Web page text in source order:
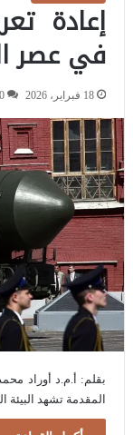
إعادة
في عصر
18 فبراير، 2026 0
بقلم: أ.م.د أوراد
المقدمة تشهد البيئة